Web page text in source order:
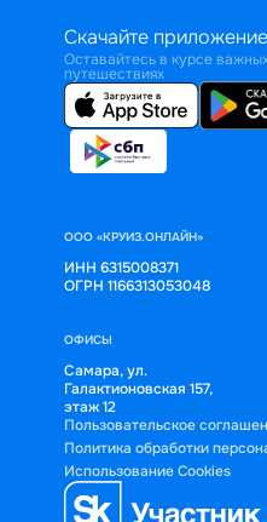
Скачайте приложение
Оставайтесь в курсе
путешествиях
ООО «КРУИЗ.ОНЛАЙН»
ИНН 6315008371
ОГРН 1166313053048
ОФИСЫ
Самара, ул.
Галактионовская 157,
этаж 12
Пользовательское
Политика обработки
Использование Cookies